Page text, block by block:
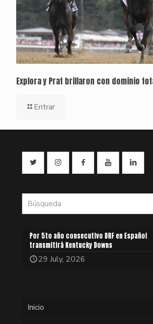
Explora y Prat brillaron con dominio
Entrar
Por 5to año consecutivo DRF en Español
transmitirá Kentucky Downs
29 July, 2026
Inicio